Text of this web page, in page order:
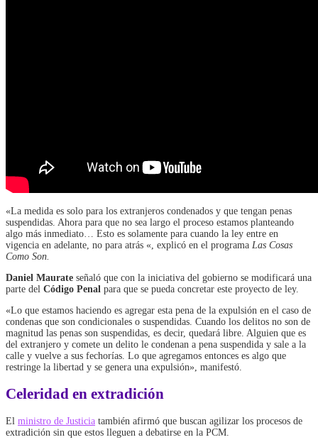
«La medida es solo para los extranjeros condenados y que tengan penas
suspendidas. Ahora para que no sea largo el proceso estamos planteando
algo más inmediato… Esto es solamente para cuando la ley entre en
vigencia en adelante, no para atrás «, explicó en el programa Las Cosas
Como Son.
Daniel Maurate señaló que con la iniciativa del gobierno se modificará una
parte del Código Penal para que se pueda concretar este proyecto de ley.
«Lo que estamos haciendo es agregar esta pena de la expulsión en el caso de
condenas que son condicionales o suspendidas. Cuando los delitos no son de
magnitud las penas son suspendidas, es decir, quedará libre. Alguien que es
del extranjero y comete un delito le condenan a pena suspendida y sale a la
calle y vuelve a sus fechorías. Lo que agregamos entonces es algo que
restringe la libertad y se genera una expulsión», manifestó.
Celeridad en extradición
El ministro de Justicia también afirmó que buscan agilizar los procesos de
extradición sin que estos lleguen a debatirse en la PCM.